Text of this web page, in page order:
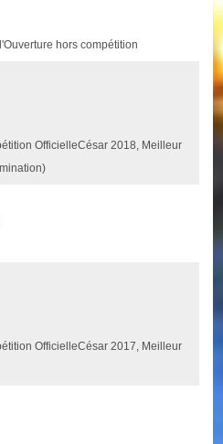
hors compétition
OfficielleCésar 2018, Meilleur
OfficielleCésar 2017, Meilleur